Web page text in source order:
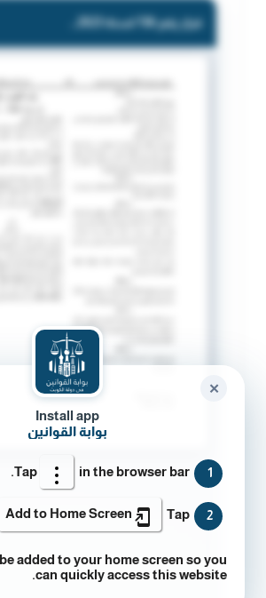
Install app
بوابة القوانين
1
Tap in the browser bar.
2
Tap
Add to Home Screen
added to your home screen so you
can quickly access this website.
✕